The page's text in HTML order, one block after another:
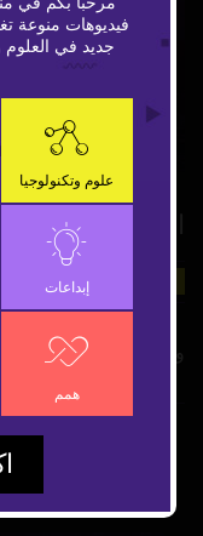
الانفجار النووي
علوم وتكنولوجيا
وميض ساطع وسحابة
مقاطع
فيديوهات منوعة
جديد في العلوم
علوم وتكنولوجيا
إبداعات
همم